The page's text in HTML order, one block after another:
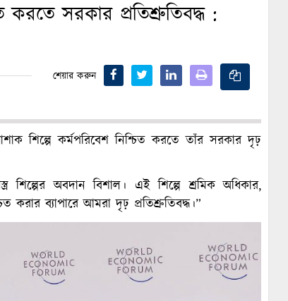
করতে সরকার প্রতিশ্রুতিবদ্ধ :
শেয়ার করুন
শিল্পে কর্মপরিবেশ নিশ্চিত করতে তাঁর সরকার দৃঢ়
শিল্পের অবদান বিশাল। এই শিল্পে শ্রমিক অধিকার,
করার ব্যাপারে আমরা দৃঢ় প্রতিশ্রুতিবদ্ধ।”